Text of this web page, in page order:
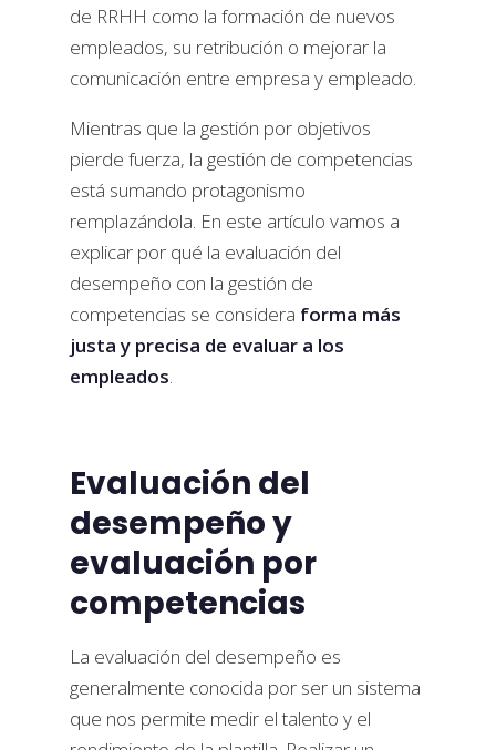
de RRHH como la formación de nuevos
empleados, su retribución o mejorar la
comunicación entre empresa y empleado.
Mientras que la gestión por objetivos
pierde fuerza, la gestión de competencias
está sumando protagonismo
remplazándola. En este artículo vamos a
explicar por qué la evaluación del
desempeño con la gestión de
competencias se considera forma más
justa y precisa de evaluar a los
empleados.
Evaluación del
desempeño y
evaluación por
competencias
La evaluación del desempeño es
generalmente conocida por ser un sistema
que nos permite medir el talento y el